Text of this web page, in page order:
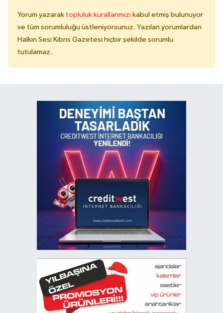
Yorum yazarak topluluk kurallarımızı kabul etmiş bulunuyor
ve tüm sorumluluğu üstleniyorsunuz. Yazılan yorumlardan
Halkın Sesi Kıbrıs Gazetesi hiçbir şekilde sorumlu
tutulamaz.